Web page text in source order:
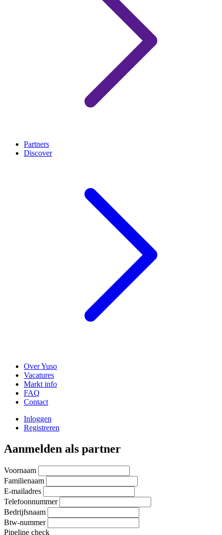
Partners
Discover
Over Yuso
Vacatures
Markt info
FAQ
Contact
Inloggen
Registreren
Aanmelden als partner
Voornaam
Familienaam
E-mailadres
Telefoonnummer
Bedrijfsnaam
Btw-nummer
Pipeline check